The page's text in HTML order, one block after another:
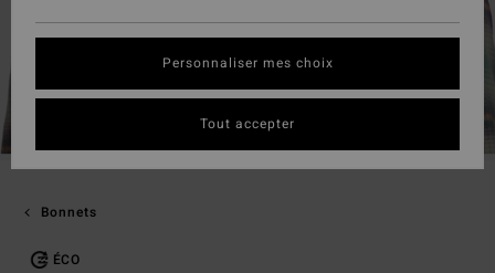
Bonnets
ÉCO
Personnaliser mes choix
Tout accepter